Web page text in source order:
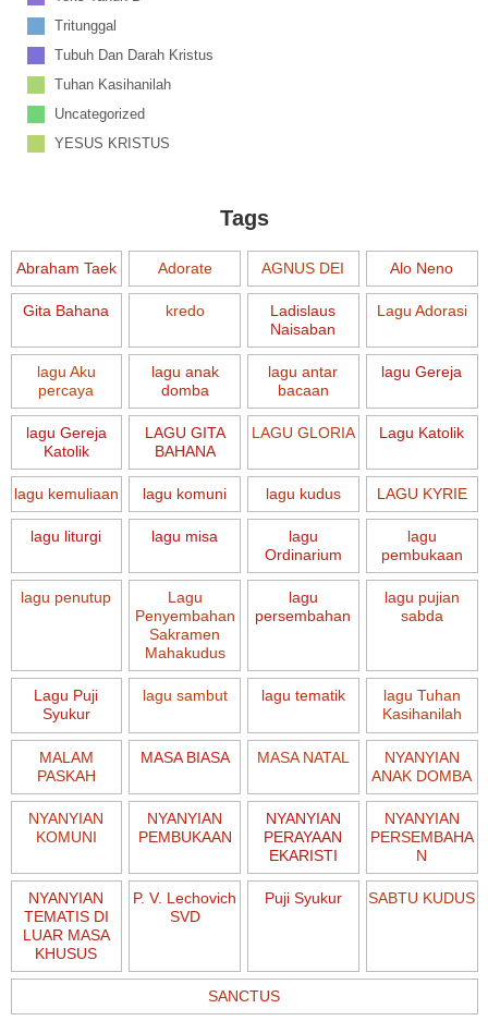
Tritunggal
Tubuh Dan Darah Kristus
Tuhan Kasihanilah
Uncategorized
YESUS KRISTUS
Tags
Abraham Taek Adorate AGNUS DEI Alo Neno
Gita Bahana kredo
Ladislaus
Naisaban
Lagu Adorasi
lagu Aku
percaya
lagu anak
domba
lagu antar
bacaan
lagu Gereja
lagu Gereja
Katolik
LAGU GITA
BAHANA
LAGU GLORIA Lagu Katolik
lagu kemuliaan lagu komuni lagu kudus LAGU KYRIE
lagu liturgi lagu misa
lagu
Ordinarium
lagu
pembukaan
lagu penutup
Lagu
Penyembahan
Sakramen
Mahakudus
lagu
persembahan
lagu pujian
sabda
Lagu Puji
Syukur
lagu sambut lagu tematik
lagu Tuhan
Kasihanilah
MALAM
PASKAH
MASA BIASA MASA NATAL
NYANYIAN
ANAK DOMBA
NYANYIAN
KOMUNI
NYANYIAN
PEMBUKAAN
NYANYIAN
PERAYAAN
EKARISTI
NYANYIAN
PERSEMBAHA
N
NYANYIAN
TEMATIS DI
LUAR MASA
KHUSUS
P. V. Lechovich
SVD
Puji Syukur SABTU KUDUS
SANCTUS